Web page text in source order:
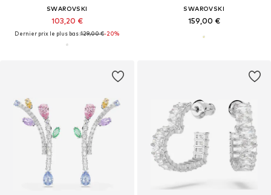
SWAROVSKI
103,20 €
Dernier prix le plus bas :129,00 €-20%
SWAROVSKI
159,00 €